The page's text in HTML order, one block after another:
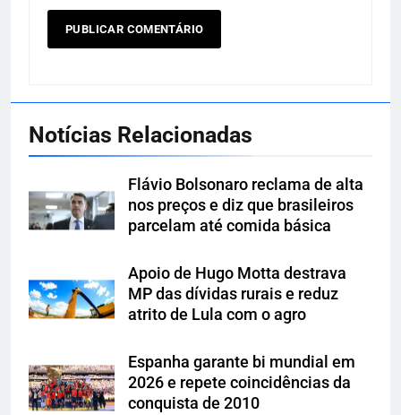
Notícias Relacionadas
Flávio Bolsonaro reclama de alta
nos preços e diz que brasileiros
parcelam até comida básica
Apoio de Hugo Motta destrava
MP das dívidas rurais e reduz
atrito de Lula com o agro
Espanha garante bi mundial em
2026 e repete coincidências da
conquista de 2010